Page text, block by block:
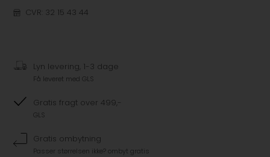
CVR: 32 15 43 44
Lyn levering, 1-3 dage
Få leveret med GLS
Gratis fragt over 499,-
GLS
Gratis ombytning
Passer størrelsen ikke? ombyt gratis